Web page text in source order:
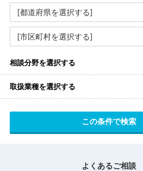
相談分野を選択する
取扱業種を選択する
よくあるご相談